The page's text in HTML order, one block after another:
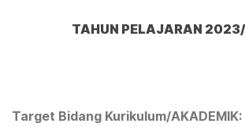
TAHUN PELAJARAN
Target Bidang Kurikulum/AKADEMIK: